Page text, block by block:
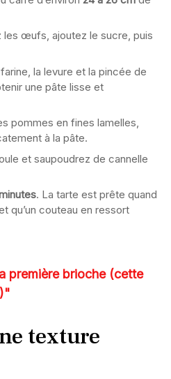
les œufs, ajoutez le sucre, puis
la levure et la pincée de
une pâte lisse et
pommes en fines lamelles,
à la pâte.
et saupoudrez de cannelle
. La tarte est prête quand
qu’un couteau en ressort
première brioche (cette
texture